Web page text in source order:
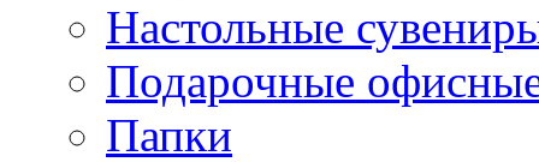
Настольные
Подарочные
Папки